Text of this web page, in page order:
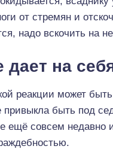
от стремян и
надо вскочить на
дает на
реакции может
привыкла быть под
ещё совсем недавно